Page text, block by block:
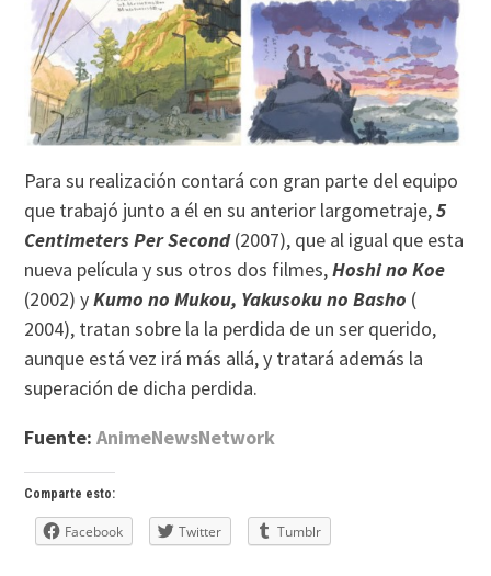
Para su realización contará con gran parte del equipo
que trabajó junto a él en su anterior largometraje,5
Centimeters Per Second(2007), que al igual que esta
nueva película y sus otros dos filmes,Hoshi no Koe
(2002) yKumo no Mukou, Yakusoku no Basho (
2004), tratan sobre la la perdida de un ser querido,
aunque está vez irá más allá, y tratará además la
superación de dicha perdida.
Fuente:AnimeNewsNetwork
Comparte esto:
Facebook Twitter Tumblr